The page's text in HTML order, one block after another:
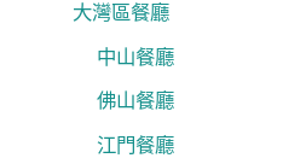
大灣區餐廳
中山餐廳
佛山餐廳
江門餐廳